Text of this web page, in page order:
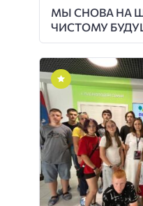
МЫ СНОВА НА
ЧИСТОМУ